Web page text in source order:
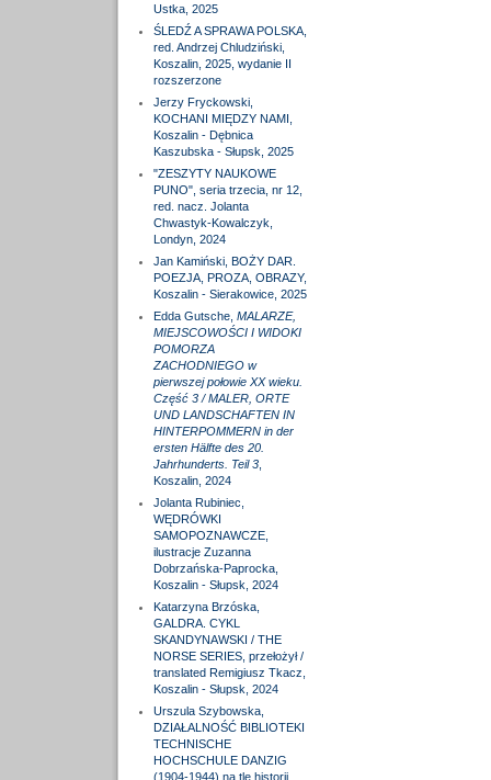
Ustka, 2025
ŚLEDŹ A SPRAWA POLSKA,
red. Andrzej Chludziński,
Koszalin, 2025, wydanie II
rozszerzone
Jerzy Fryckowski,
KOCHANI MIĘDZY NAMI,
Koszalin - Dębnica
Kaszubska - Słupsk, 2025
"ZESZYTY NAUKOWE
PUNO", seria trzecia, nr 12,
red. nacz. Jolanta
Chwastyk-Kowalczyk,
Londyn, 2024
Jan Kamiński, BOŻY DAR.
POEZJA, PROZA, OBRAZY,
Koszalin - Sierakowice, 2025
Edda Gutsche, MALARZE,
MIEJSCOWOŚCI I WIDOKI
POMORZA
ZACHODNIEGO w
pierwszej połowie XX wieku.
Część 3 / MALER, ORTE
UND LANDSCHAFTEN IN
HINTERPOMMERN in der
ersten Hälfte des 20.
Jahrhunderts. Teil 3,
Koszalin, 2024
Jolanta Rubiniec,
WĘDRÓWKI
SAMOPOZNAWCZE,
ilustracje Zuzanna
Dobrzańska-Paprocka,
Koszalin - Słupsk, 2024
Katarzyna Brzóska,
GALDRA. CYKL
SKANDYNAWSKI / THE
NORSE SERIES, przełożył /
translated Remigiusz Tkacz,
Koszalin - Słupsk, 2024
Urszula Szybowska,
DZIAŁALNOŚĆ BIBLIOTEKI
TECHNISCHE
HOCHSCHULE DANZIG
(1904-1944) na tle historii